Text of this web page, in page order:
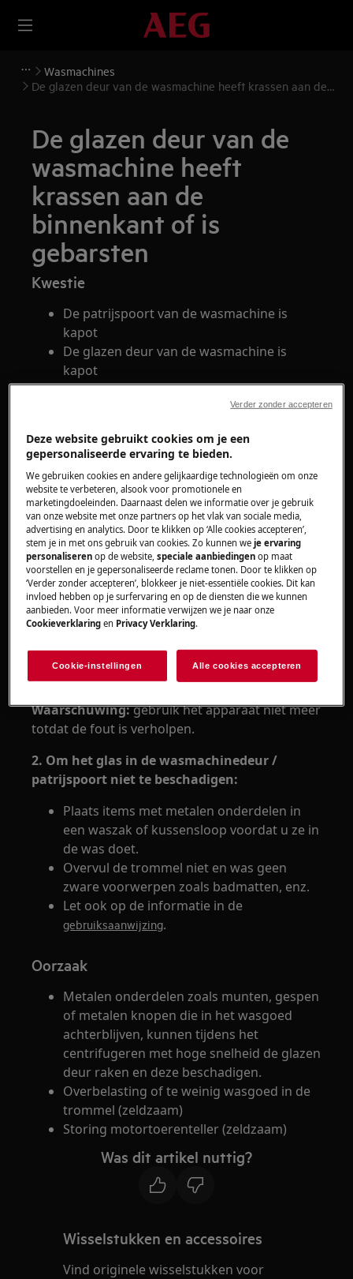
Wasmachines
De glazen deur van de wasmachine heeft krassen aan de
De glazen deur van de
wasmachine heeft
krassen aan de
binnenkant of is
gebarsten
Kwestie
De patrijspoort van de wasmachine is
kapot
De glazen deur van de wasmachine is
kapot
De glazen deur van de wasmachine heeft
Heeft betrekking op
Wasmachine aan de voorzijde
(geïntegreerd en vrijstaand)
wasdroger
Oplossing
1. Neem contact op met onzeklantenservice.
Als de patrijspoort / glazen deur is gebroken of
maken voor een technicus om de storing te
verhelpen.
Waarschuwing:gebruik het apparaat niet meer
totdat de fout is verholpen.
2. Om het glas in de wasmachinedeur /
patrijspoort niet te beschadigen:
Plaats items met metalen onderdelen in
een waszak of kussensloop voordat u ze in
de was doet.
Overvul de trommel niet en was geen
zware voorwerpen zoals badmatten, enz.
Let ook op de informatie in de
gebruiksaanwijzing.
Oorzaak
Metalen onderdelen zoals munten, gespen
of metalen knopen die in het wasgoed
achterblijven, kunnen tijdens het
centrifugeren met hoge snelheid de glazen
deur raken en deze beschadigen.
Overbelasting of te weinig wasgoed in de
trommel (zeldzaam)
Storing motortoerenteller (zeldzaam)
Was dit artikel nuttig?
Wisselstukken en accessoires
Vind originele wisselstukken voor
Deze website gebruikt cookies om je een
gepersonaliseerde ervaring te bieden.
We gebruiken cookies en andere gelijkaardige technologieën om onze
website te verbeteren, alsook voor promotionele en
marketingdoeleinden. Daarnaast delen we informatie over je gebruik
van onze website met onze partners op het vlak van sociale media,
advertising en analytics. Door te klikken op ‘Alle cookies accepteren’,
stem je in met ons gebruik van cookies. Zo kunnen weje ervaring
personaliseren op de website,speciale aanbiedingen op maat
voorstellen en je gepersonaliseerde reclame tonen. Door te klikken op
‘Verder zonder accepteren’, blokkeer je niet-essentiële cookies. Dit kan
invloed hebben op je surfervaring en op de diensten die we kunnen
aanbieden. Voor meer informatie verwijzen we je naar onze
Cookieverklaring en Privacy Verklaring.
Cookie-instellingen Alle cookies accepteren
Verder zonder accepteren